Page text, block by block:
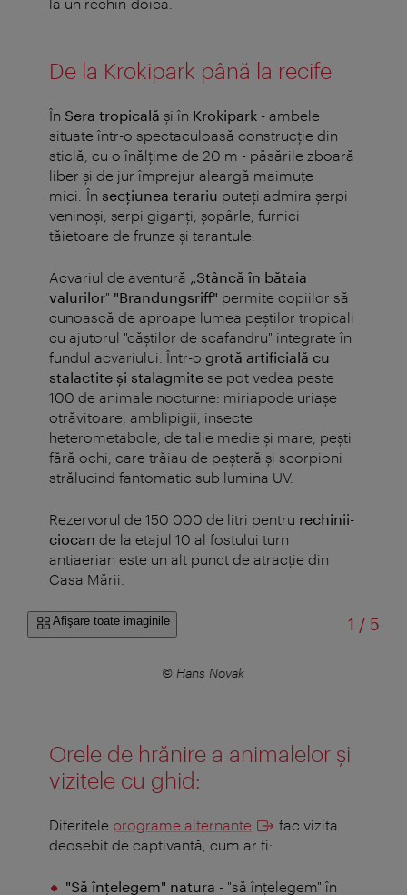
De la Krokipark până la recife
În Sera tropicală şi în Krokipark - ambele
situate într-o spectaculoasă construcţie din
sticlă, cu o înălţime de 20 m - păsările zboară
liber şi de jur împrejur aleargă maimuţe
mici. În secţiunea terariu puteţi admira şerpi
veninoşi, şerpi giganţi, şopârle, furnici
tăietoare de frunze şi tarantule.
Acvariul de aventură „Stâncă în bătaia
valurilor" "Brandungsriff" permite copiilor să
cunoască de aproape lumea peștilor tropicali
cu ajutorul "căștilor de scafandru" integrate în
fundul acvariului. Într-o grotă artificială cu
stalactite şi stalagmite se pot vedea peste
100 de animale nocturne: miriapode uriaşe
otrăvitoare, amblipigii, insecte
heterometabole, de talie medie şi mare, peşti
fără ochi, care trăiau de peşteră şi scorpioni
strălucind fantomatic sub lumina UV.
Rezervorul de 150 000 de litri pentru rechinii-
ciocan de la etajul 10 al fostului turn
antiaerian este un alt punct de atracţie din
Casa Mării.
Afişare toate imaginile 1 /din
5
© Hans Novak
Orele de hrănire a animalelor şi
vizitele cu ghid:
Diferitele programe alternante
fac vizita
deosebit de captivantă, cum ar fi:
"Să înţelegem" natura - "să înţelegem" în